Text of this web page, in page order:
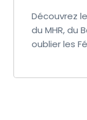
Découvrez
du MHR, du
oublier les